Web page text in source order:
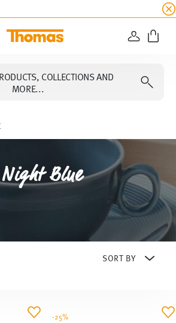
all
LOGIN
COLLECTIONS AND
MORE...
Night Blue
-25%